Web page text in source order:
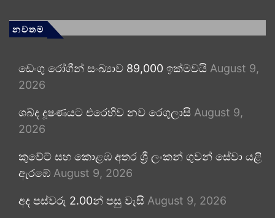
නවතම
ඩෙංගු රෝගීන් සංඛ්‍යාව 89,000 ඉක්මවයි August 9,
2026
ශබ්ද දූෂණයට එරෙහිව නව රෙගුලාසි August 9,
2026
කුවේට් සහ කොළඹ අතර ශ්‍රී ලංකන් ගුවන් සේවා යළි
ඇරඹේ August 9, 2026
අද පස්වරු 2.00න් පසු වැසි August 9, 2026